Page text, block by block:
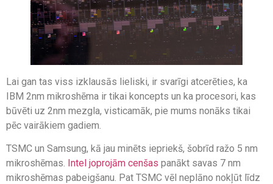
Lai gan tas viss izklausās lieliski, ir svarīgi atcerēties, ka
IBM 2nm mikroshēma ir tikai koncepts un ka procesori, kas
būvēti uz 2nm mezgla, visticamāk, pie mums nonāks tikai
pēc vairākiem gadiem.
TSMC un Samsung, kā jau minēts iepriekš, šobrīd ražo 5 nm
mikroshēmas. Intel joprojām cenšas panākt savas 7 nm
mikroshēmas pabeigšanu. Pat TSMC vēl neplāno nokļūt līdz